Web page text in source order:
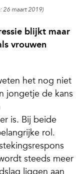
26 maart 2019)
blijkt maar
vrouwen
het nog niet
jongetje de kans
is. Bij beide
rol.
steeds meer
liggen aan